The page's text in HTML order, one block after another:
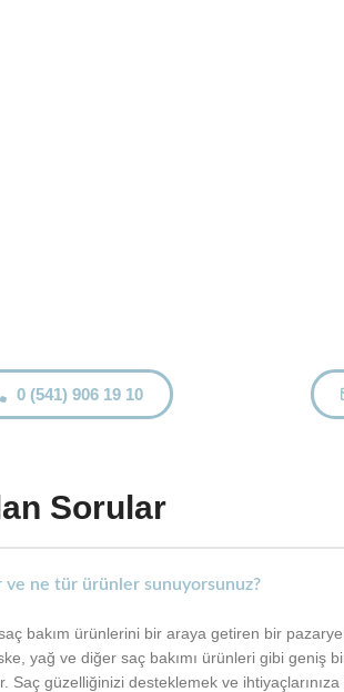
0 (541) 906 19 10
Sorular
ve ne tür ürünler sunuyorsunuz?
bakım ürünlerini bir araya getiren bir
yağ ve diğer saç bakımı ürünleri gibi geniş
Saç güzelliğinizi desteklemek ve ihtiyaçlarınıza